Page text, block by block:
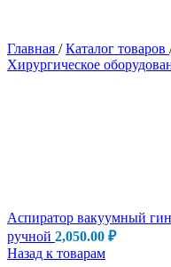
Главная / Каталог товаров
Хирургическое
Аспиратор вакуумный
ручной 2,050.00 ₽
Назад к товарам